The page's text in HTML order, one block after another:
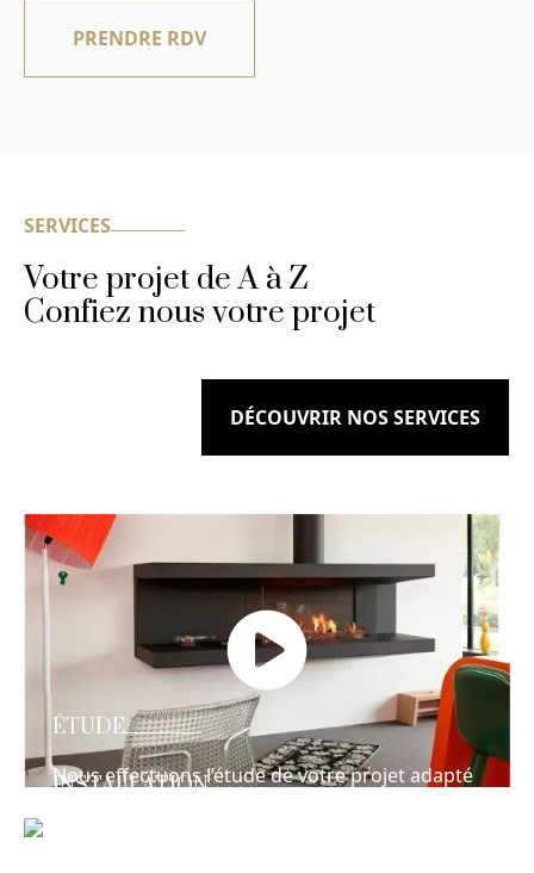
PRENDRE RDV
SERVICES
Votre projet de A à Z
Confiez nous votre projet
DÉCOUVRIR NOS SERVICES
ÉTUDE
Nous effectuons l’étude de votre projet adapté
INSTALLATION